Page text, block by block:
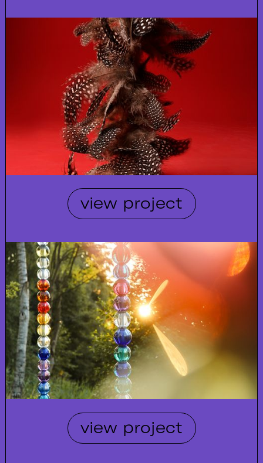
view project
view project